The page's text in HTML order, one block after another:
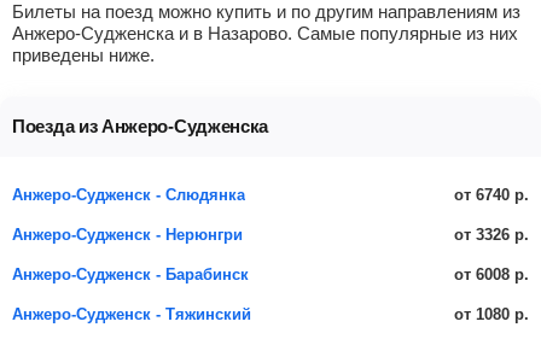
Билеты на поезд можно купить и по другим направлениям из
Анжеро-Судженска и в Назарово. Самые популярные из них
приведены ниже.
Поезда из Анжеро-Судженска
Анжеро-Судженск - Слюдянка от 6740 р.
Анжеро-Судженск - Нерюнгри от 3326 р.
Анжеро-Судженск - Барабинск от 6008 р.
Анжеро-Судженск - Тяжинский от 1080 р.